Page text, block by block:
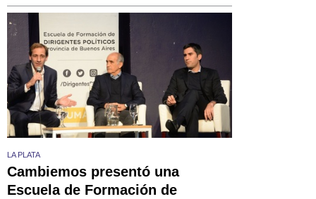
LA PLATA
Cambiemos presentó una
Escuela de Formación de